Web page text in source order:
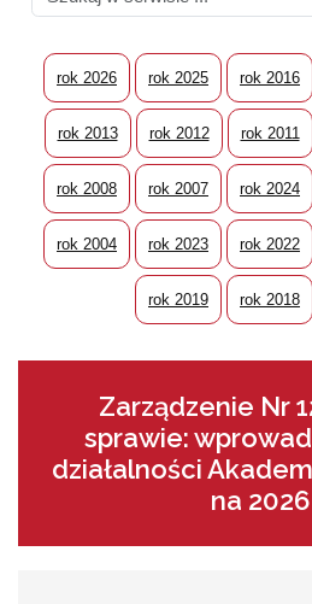
rok 2026 rok 2025 rok 2016
rok 2013 rok 2012 rok 2011
rok 2008 rok 2007 rok 2024
rok 2004 rok 2023 rok 2022
rok 2019 rok 2018
Zarządzenie Nr
sprawie:
działalności
na 2026